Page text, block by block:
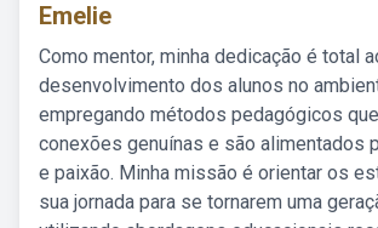
Emelie
Como mentor, minha dedicação é total
desenvolvimento dos alunos no
empregando métodos pedagógicos
conexões genuínas e são alimentados
e paixão. Minha missão é orientar os
sua jornada para se tornarem uma